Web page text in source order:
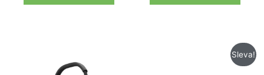
Sleva!
Aktuální
cena